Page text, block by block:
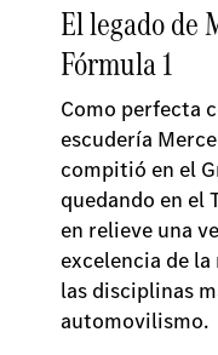
El legado de
Fórmula 1
Como perfecta
escudería
compitió en el
quedando en el
en relieve una
excelencia de la
las disciplinas
automovilismo.